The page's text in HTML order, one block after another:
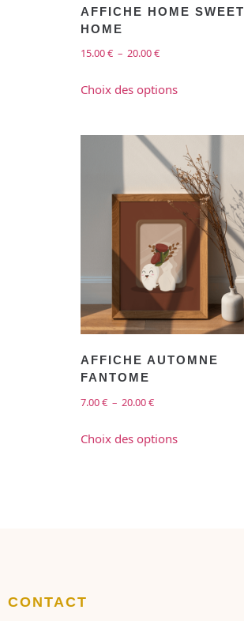
AFFICHE HOME SWEET
HOME
15.00€ – 20.00€
Choix des options
AFFICHE AUTOMNE
FANTOME
7.00€ – 20.00€
Choix des options
CONTACT